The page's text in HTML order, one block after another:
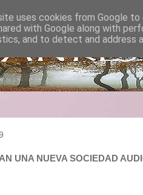
UNA NUEVA SOCIEDAD
uses cookies from Google
with Google along with
and to detect and address